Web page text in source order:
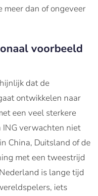
dan of ongeveer
voorbeeld
dat de
ontwikkelen naar
een veel sterkere
ING verwachten niet
China, Duitsland of de
met een tweestrijd
is lange tijd
iets